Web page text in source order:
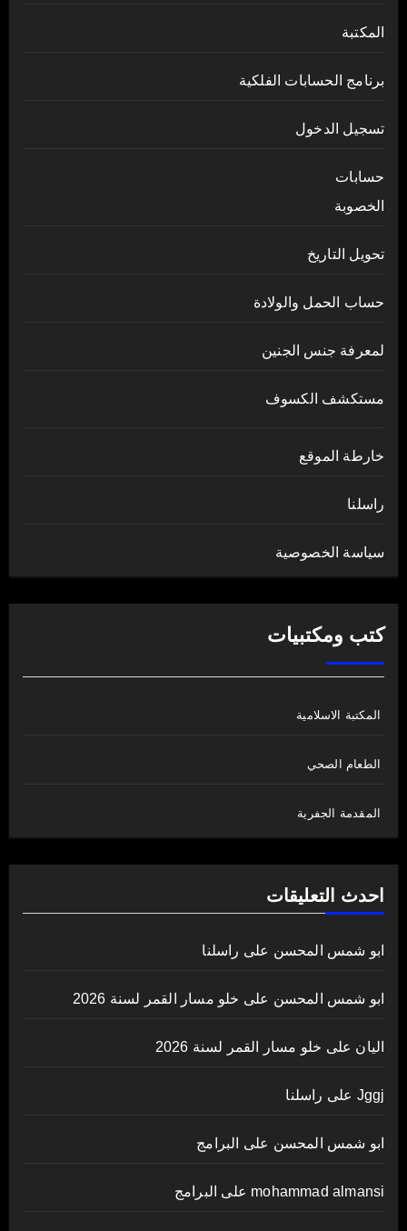
المكتبة
برنامج الحسابات الفلكية
تسجيل الدخول
حسابات
الخصوبة
تحويل التاريخ
حساب الحمل والولادة
لمعرفة جنس الجنين
مستكشف الكسوف
خارطة الموقع
راسلنا
سياسة الخصوصية
كتب ومكتبيات
المكتبة الاسلامية
الطعام الصحي
المقدمة الجفرية
احدث التعليقات
ابو شمس المحسن على راسلنا
ابو شمس المحسن على خلو مسار القمر لسنة 2026
اليان على خلو مسار القمر لسنة 2026
Jggj على راسلنا
ابو شمس المحسن على البرامج
mohammad almansi على البرامج